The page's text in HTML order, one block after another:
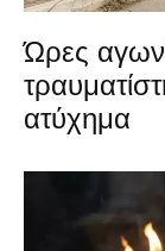
Ώρες
ατύχημα